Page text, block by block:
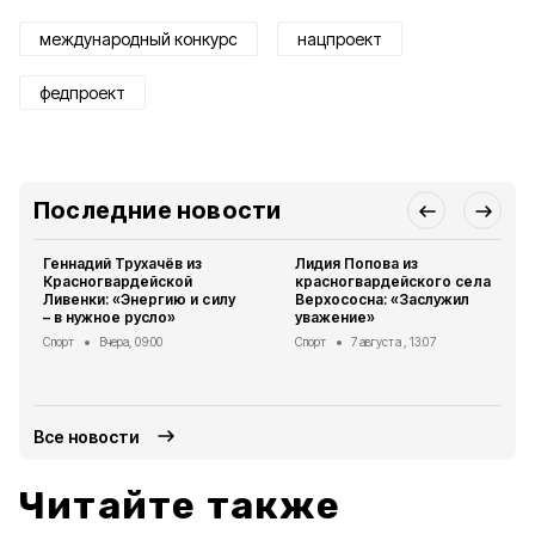
международный конкурс нацпроект
федпроект
Последние новости
Геннадий Трухачёв из
Красногвардейской
Ливенки: «Энергию и силу
– в нужное русло»
Спорт Вчера, 09:00
Лидия Попова из
красногвардейского села
Верхососна: «Заслужил
уважение»
Спорт 7 августа , 13:07
Все новости
Читайте также